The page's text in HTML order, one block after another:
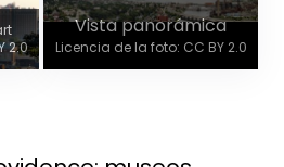
2.0
Vista panorámica
Licencia de la foto: CC BY 2.0